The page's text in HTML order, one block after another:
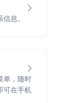
息。
单，随时
可在手机